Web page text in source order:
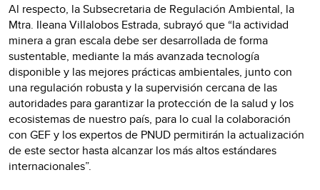
Al respecto, la Subsecretaria de Regulación Ambiental, la
Mtra. Ileana Villalobos Estrada, subrayó que “la actividad
minera a gran escala debe ser desarrollada de forma
sustentable, mediante la más avanzada tecnología
disponible y las mejores prácticas ambientales, junto con
una regulación robusta y la supervisión cercana de las
autoridades para garantizar la protección de la salud y los
ecosistemas de nuestro país, para lo cual la colaboración
con GEF y los expertos de PNUD permitirán la actualización
de este sector hasta alcanzar los más altos estándares
internacionales”.